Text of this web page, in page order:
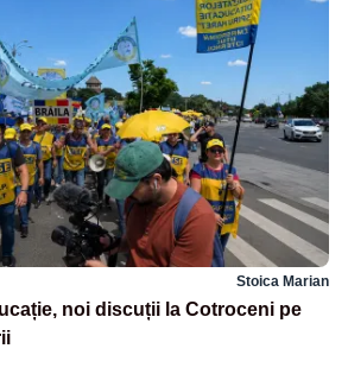
Stoica Marian
noi discuții la Cotroceni pe